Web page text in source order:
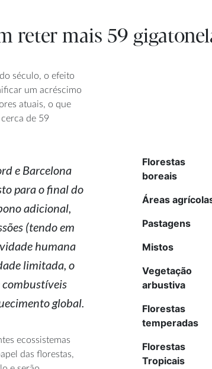
reter mais 59
século, o efeito
um acréscimo
atuais, o que
de 59
e Barcelona
para o final do
adicional,
(tendo em
humana
limitada, o
combustíveis
global.
ecossistemas
das florestas,
Florestas
boreais
Áreas
Pastagens
Mistos
Vegetação
arbustiva
Florestas
temperadas
Florestas
Tropicais